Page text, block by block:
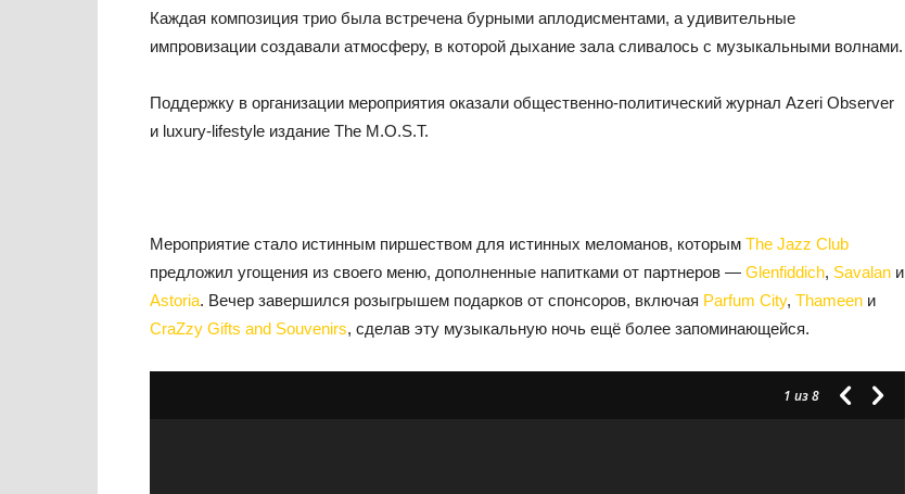
Каждая композиция трио была встречена бурными аплодисментами, а удивительные
импровизации создавали атмосферу, в которой дыхание зала сливалось с музыкальными волнами.
Поддержку в организации мероприятия оказали общественно-политический журнал Azeri Observer
и luxury-lifestyle издание The M.O.S.T.
Мероприятие стало истинным пиршеством для истинных меломанов, которым The Jazz Club
предложил угощения из своего меню, дополненные напитками от партнеров — Glenfiddich, Savalan и
Astoria. Вечер завершился розыгрышем подарков от спонсоров, включая Parfum City, Thameen и
CraZzy Gifts and Souvenirs, сделав эту музыкальную ночь ещё более запоминающейся.
1 из 8